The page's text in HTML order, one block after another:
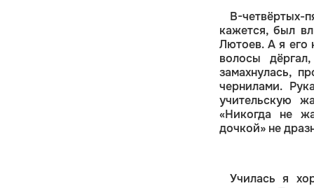
В-четвёртых-
кажется, был
Лютоев. А я его
волосы
замахнулась,
чернилами.
учительскую
«Никогда не
дочкой» не
Училась я